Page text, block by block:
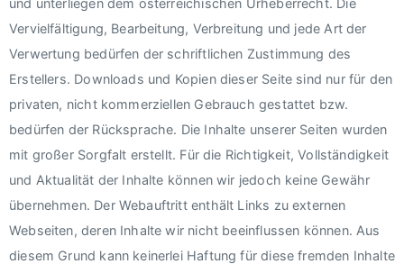
und unterliegen dem österreichischen Urheberrecht. Die
Vervielfältigung, Bearbeitung, Verbreitung und jede Art der
Verwertung bedürfen der schriftlichen Zustimmung des
Erstellers. Downloads und Kopien dieser Seite sind nur für den
privaten, nicht kommerziellen Gebrauch gestattet bzw.
bedürfen der Rücksprache. Die Inhalte unserer Seiten wurden
mit großer Sorgfalt erstellt. Für die Richtigkeit, Vollständigkeit
und Aktualität der Inhalte können wir jedoch keine Gewähr
übernehmen. Der Webauftritt enthält Links zu externen
Webseiten, deren Inhalte wir nicht beeinflussen können. Aus
diesem Grund kann keinerlei Haftung für diese fremden Inhalte